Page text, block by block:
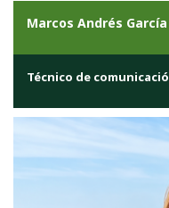
Marcos Andrés García
Técnico de